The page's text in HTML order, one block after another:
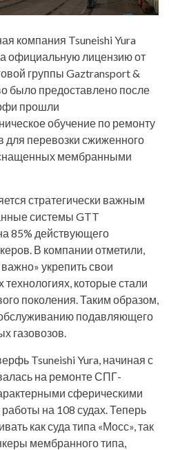
компания Tsuneishi Yura
официальную лицензию от
группы Gaztransport &
было предоставлено после
прошли
обучение по ремонту
для перевозки сжиженного
мембранными
стратегически важным
системы GTT
85% действующего
В компании отметили,
укрепить свои
которые стали
поколения. Таким образом,
подавляющего
газовозов.
Tsuneishi Yura, начиная с
на ремонте СПГ-
сферическими
на 108 судах. Теперь
как суда типа «Мосс», так
мембранного типа,